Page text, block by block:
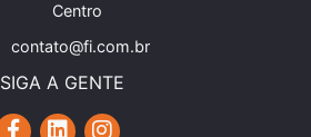
Centro
contato@fi.com.br
SIGA A GENTE